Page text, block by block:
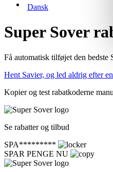
Dansk
Super Sover
Få automatisk tilføjet den bedste
Hent Savier, og led aldrig efter
Kopier og test rabatkoderne
Se rabatter og tilbud
SPA*********
SPAR PENGE NU